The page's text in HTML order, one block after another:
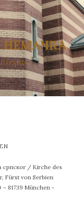
НЕМАЧКА
српског / Kirche des
Fürst von Serbien
81739 München -